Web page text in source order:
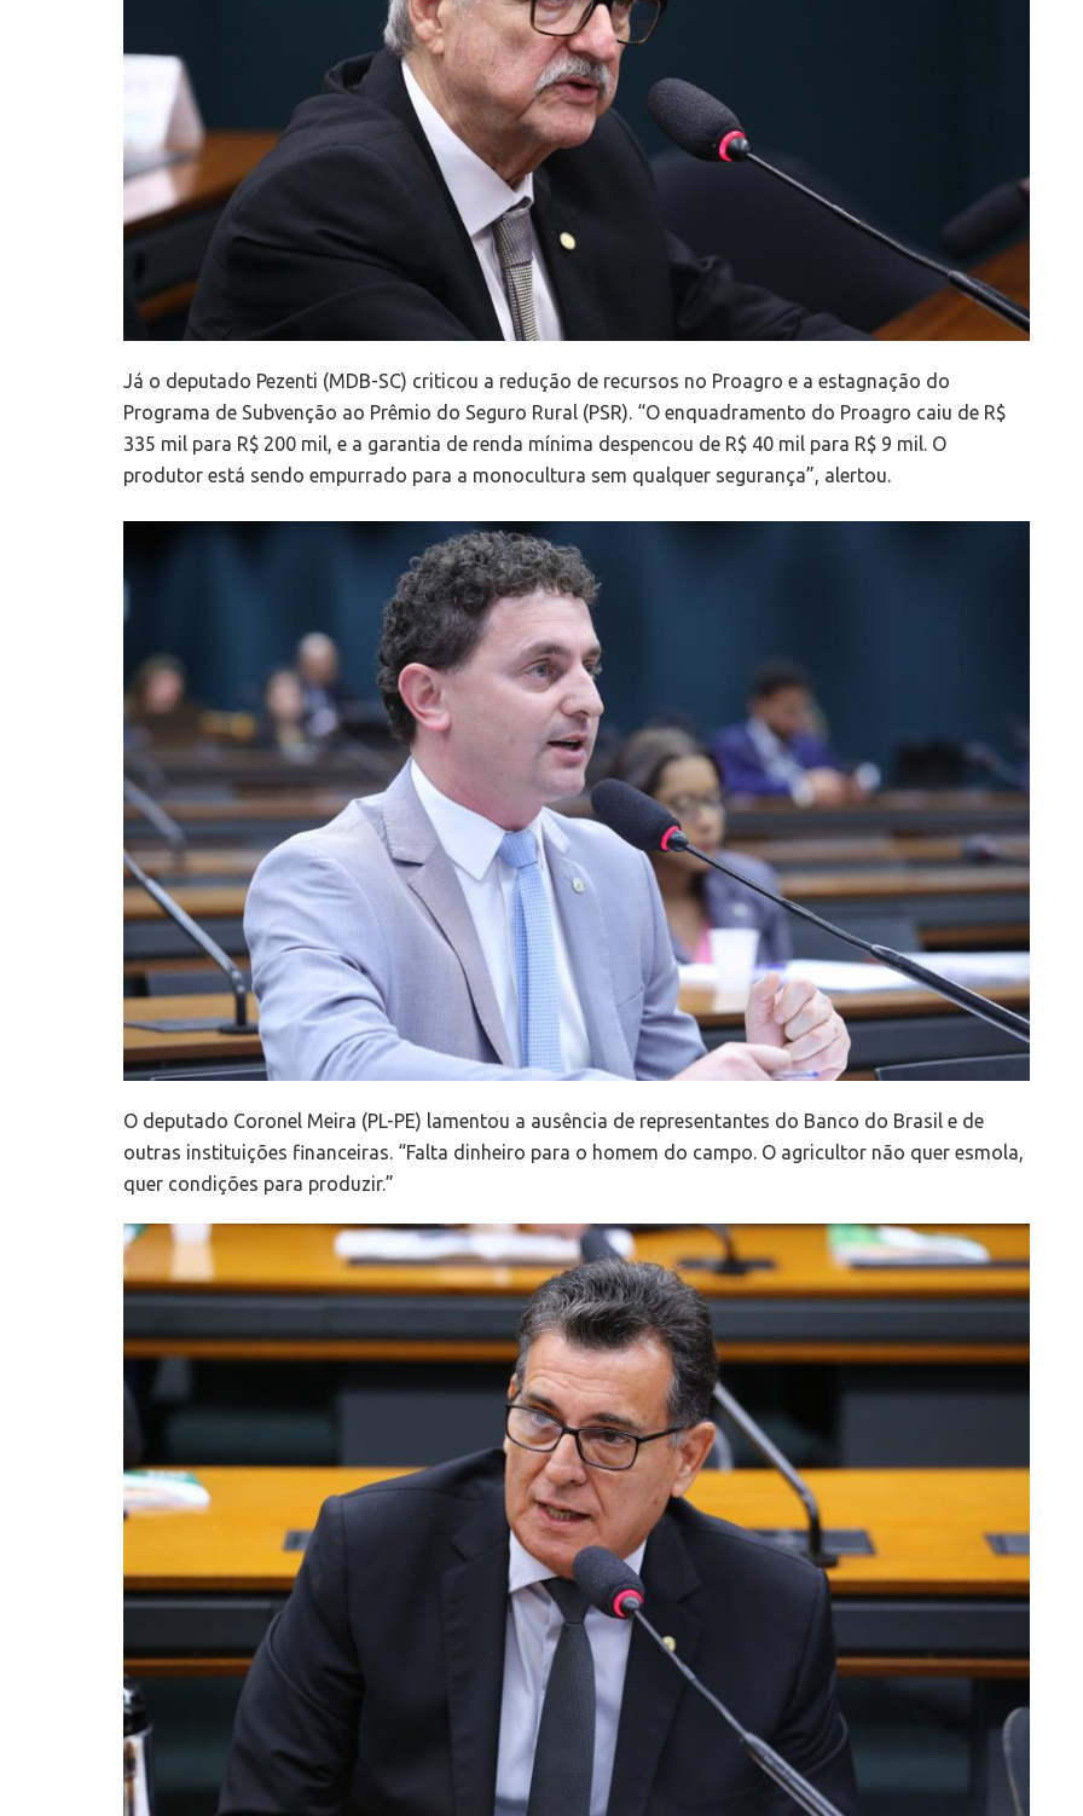
Já o deputado Pezenti (MDB-SC) criticou a redução de recursos no Proagro e a estagnação do
Programa de Subvenção ao Prêmio do Seguro Rural (PSR). “O enquadramento do Proagro caiu de R$
335 mil para R$ 200 mil, e a garantia de renda mínima despencou de R$ 40 mil para R$ 9 mil. O
produtor está sendo empurrado para a monocultura sem qualquer segurança”, alertou.
O deputado Coronel Meira (PL-PE) lamentou a ausência de representantes do Banco do Brasil e de
outras instituições financeiras. “Falta dinheiro para o homem do campo. O agricultor não quer esmola,
quer condições para produzir.”